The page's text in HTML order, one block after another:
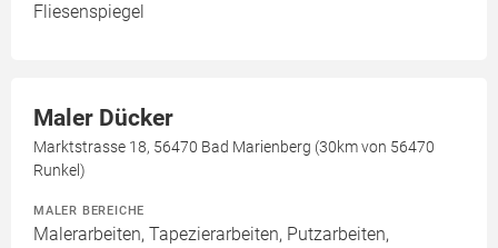
Fliesenspiegel
Maler Dücker
Marktstrasse 18, 56470 Bad Marienberg (30km von 56470
Runkel)
MALER BEREICHE
Malerarbeiten, Tapezierarbeiten, Putzarbeiten,